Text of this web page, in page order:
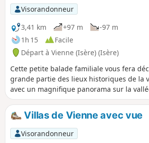
Visorandonneur
3,41 km
+97 m
-97 m
1h 15
Facile
Départ à Vienne (Isère) (Isère)
Cette petite balade familiale vous fera
grande partie des lieux historiques de la
avec un magnifique panorama sur la
surplombant le théâtre antique.
Villas de Vienne avec vue
Visorandonneur